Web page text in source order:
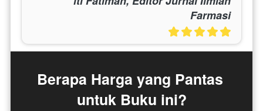
Farmasi
Berapa Harga yang Pantas
untuk Buku ini?